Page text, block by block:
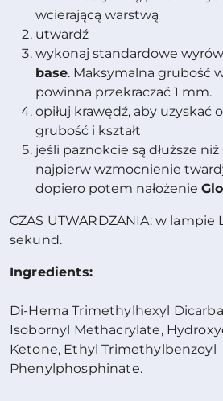
wcierającą warstwą
utwardź
wykonaj standardowe
base. Maksymalna grubość
powinna przekraczać 1 mm.
opiłuj krawędź, aby uzyskać
grubość i kształt
jeśli paznokcie są dłuższe
najpierw wzmocnienie
dopiero potem nałożenie
CZAS UTWARDZANIA: w lampie
sekund.
Ingredients:
Di-Hema Trimethylhexyl
Isobornyl Methacrylate,
Ketone, Ethyl Trimethylbenzoyl
Phenylphosphinate.